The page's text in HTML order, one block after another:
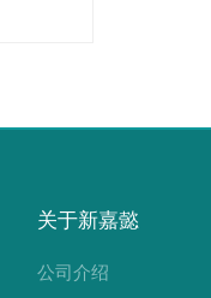
关于新嘉懿
公司介绍